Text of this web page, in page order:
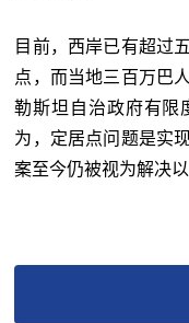
目前，西岸已有超过
点，而当地三百万巴
勒斯坦自治政府有限
为，定居点问题是实
案至今仍被视为解决